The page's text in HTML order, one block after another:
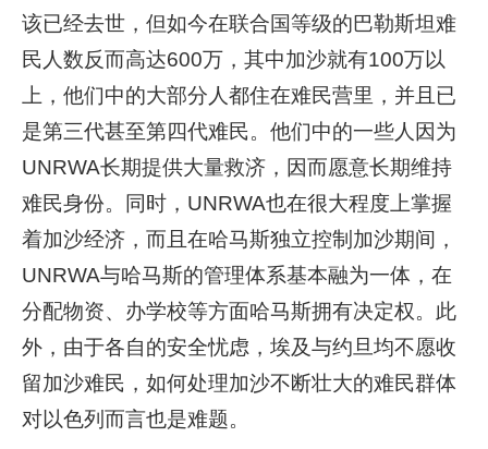
该已经去世，但如今在联合国等级的巴勒斯坦难
民人数反而高达600万，其中加沙就有100万以
上，他们中的大部分人都住在难民营里，并且已
是第三代甚至第四代难民。他们中的一些人因为
UNRWA长期提供大量救济，因而愿意长期维持
难民身份。同时，UNRWA也在很大程度上掌握
着加沙经济，而且在哈马斯独立控制加沙期间，
UNRWA与哈马斯的管理体系基本融为一体，在
分配物资、办学校等方面哈马斯拥有决定权。此
外，由于各自的安全忧虑，埃及与约旦均不愿收
留加沙难民，如何处理加沙不断壮大的难民群体
对以色列而言也是难题。